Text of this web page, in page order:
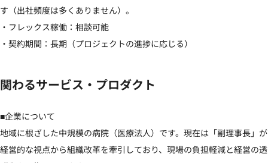
す（出社頻度は多くありません）。
・フレックス稼働：相談可能
・契約期間：長期（プロジェクトの進捗に応じる）
関わるサービス・プロダクト
■企業について
地域に根ざした中規模の病院（医療法人）です。現在は「副理事長」が
経営的な視点から組織改革を牽引しており、現場の負担軽減と経営の透